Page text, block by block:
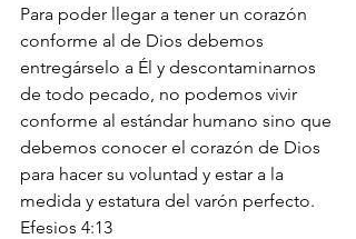
Para poder llegar a tener un corazón
conforme al de Dios debemos
entregárselo a Él y descontaminarnos
de todo pecado, no podemos vivir
conforme al estándar humano sino que
debemos conocer el corazón de Dios
para hacer su voluntad y estar a la
medida y estatura del varón perfecto.
Efesios 4:13